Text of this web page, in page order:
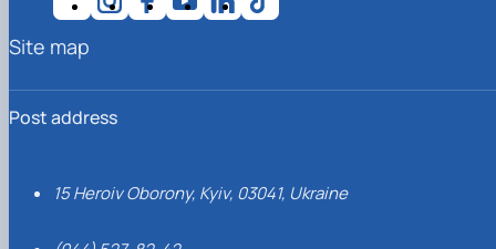
Post address
15 Heroiv Oborony, Kyiv, 03041, Ukraine
Site map